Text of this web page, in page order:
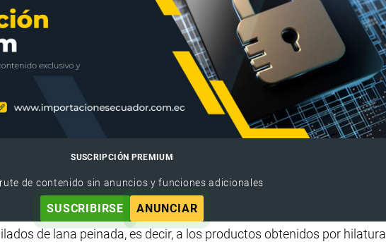
SUSCRIPCIÓN PREMIUM
de contenido sin anuncios y funciones adicionales
SUSCRIBIRSE ANUNCIAR
de lana peinada, es decir, a los productos obtenidos por hilatura